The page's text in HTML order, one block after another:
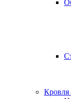
Кровля